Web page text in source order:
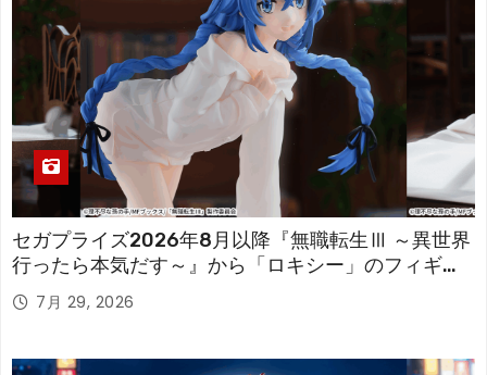
セガプライズ2026年8月以降『無職転生Ⅲ ～異世界
行ったら本気だす～』から「ロキシー」のフィギュ
アが登場！
7月 29, 2026